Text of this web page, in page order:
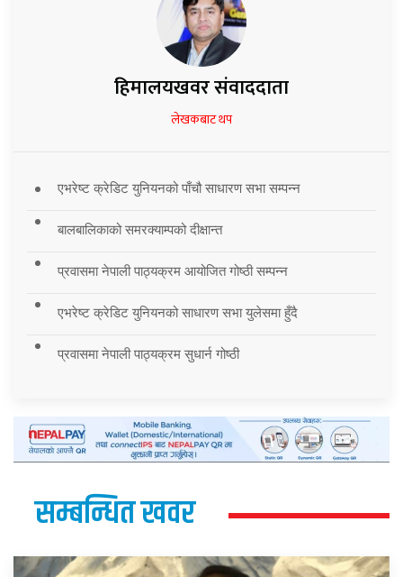
हिमालयखवर संवाददाता
लेखकबाट थप
एभरेष्ट क्रेडिट युनियनको पाँचौ साधारण सभा सम्पन्न
बालबालिकाको समरक्याम्पको दीक्षान्त
प्रवासमा नेपाली पाठ्यक्रम आयोजित गोष्ठी सम्पन्न
एभरेष्ट क्रेडिट युनियनको साधारण सभा युलेसमा हुँदै
प्रवासमा नेपाली पाठ्यक्रम सुधार्न गोष्ठी
सम्बन्धित खवर